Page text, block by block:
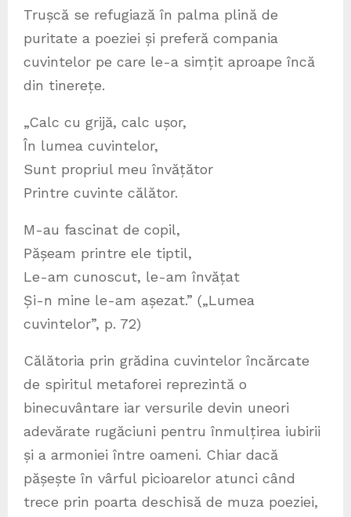
Trușcă se refugiază în palma plină de
puritate a poeziei și preferă compania
cuvintelor pe care le-a simțit aproape încă
din tinerețe.
„Calc cu grijă, calc ușor,
În lumea cuvintelor,
Sunt propriul meu învățător
Printre cuvinte călător.
M-au fascinat de copil,
Pășeam printre ele tiptil,
Le-am cunoscut, le-am învățat
Și-n mine le-am așezat.” („Lumea
cuvintelor”, p. 72)
Călătoria prin grădina cuvintelor încărcate
de spiritul metaforei reprezintă o
binecuvântare iar versurile devin uneori
adevărate rugăciuni pentru înmulțirea iubirii
și a armoniei între oameni. Chiar dacă
pășește în vârful picioarelor atunci când
trece prin poarta deschisă de muza poeziei,